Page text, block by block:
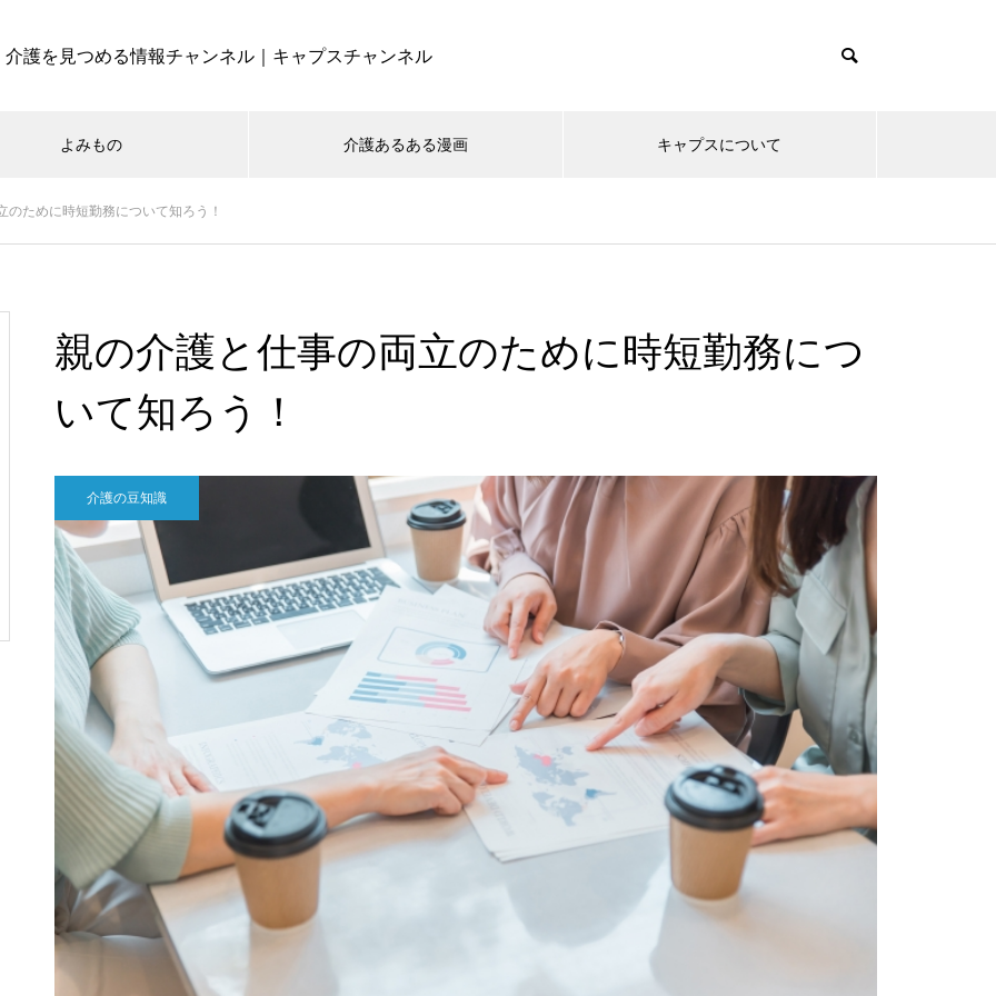
介護を見つめる情報チャンネル｜キャプスチャンネル
よみもの 介護あるある漫画 キャプスについて
のために時短勤務について知ろう！
親の介護と仕事の両立のために時短勤務につ
いて知ろう！
介護の豆知識